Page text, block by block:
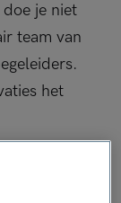
je niet
team van
het